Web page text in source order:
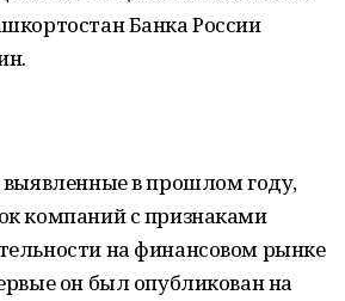
Банка России
выявленные в прошлом году,
компаний с признаками
на финансовом рынке
он был опубликован на